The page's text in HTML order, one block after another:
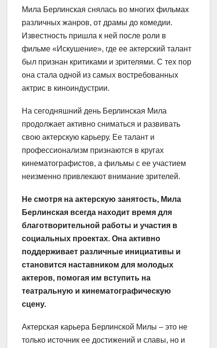
Мила Берлинская снялась во многих фильмах
различных жанров, от драмы до комедии.
Известность пришла к ней после роли в
фильме «Искушение», где ее актерский талант
был признан критиками и зрителями. С тех пор
она стала одной из самых востребованных
актрис в киноиндустрии.
На сегодняшний день Берлинская Мила
продолжает активно сниматься и развивать
свою актерскую карьеру. Ее талант и
профессионализм признаются в кругах
кинематографистов, а фильмы с ее участием
неизменно привлекают внимание зрителей.
Не смотря на актерскую занятость, Мила
Берлинская всегда находит время для
благотворительной работы и участия в
социальных проектах. Она активно
поддерживает различные инициативы и
становится наставником для молодых
актеров, помогая им вступить на
театральную и кинематографическую
сцену.
Актерская карьера Берлинской Милы – это не
только источник ее достижений и славы, но и